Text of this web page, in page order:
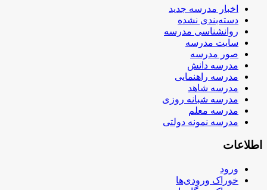
اخبار مدرسه جدید
دسته‌بندی نشده
روانشناسی مدرسه
سایت مدرسه
صور مدرسه
مدرسه دانش
مدرسه راهنمایی
مدرسه شاهد
مدرسه شبانه روزی
مدرسه معلم
مدرسه نمونه دولتی
اطلاعات
ورود
خوراک ورودی‌ها